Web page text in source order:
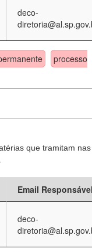
deco-
processo
que tramitam nas
Email
deco-